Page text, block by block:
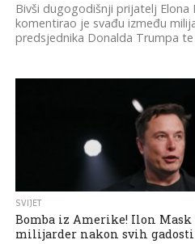
Bivši dugogodišnji prijatelj Elona
komentirao je svađu između
predsjednika Donalda Trumpa te
SVIJET
Bomba iz Amerike! Ilon Mask
milijarder nakon svih gadosti